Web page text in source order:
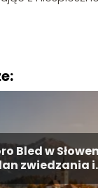
Bled w
zwiedzania i